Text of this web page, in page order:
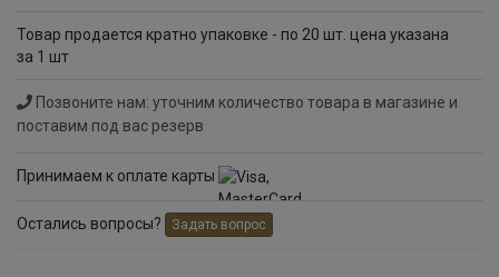
Товар продается кратно упаковке - по 20 шт. цена указана
за 1 шт
Позвоните нам: уточним количество товара в магазине и
поставим под вас резерв
Принимаем к оплате карты
Остались вопросы? Задать вопрос